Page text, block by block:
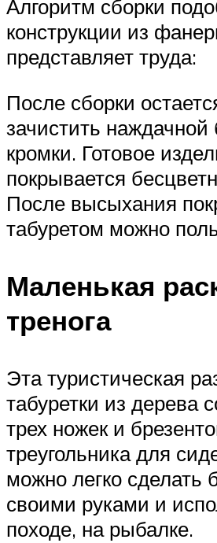
Алгоритм сборки
конструкции из
представляет труда:
После сборки
зачистить наждачной
кромки. Готовое
покрывается
После высыхания
табуретом можно
Маленькая
тренога
Эта туристическая
табуретки из дерева
трех ножек и
треугольника для
можно легко сделать
своими руками и
походе, на рыбалке.